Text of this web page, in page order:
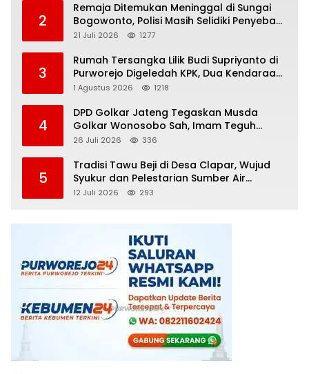
2
Remaja Ditemukan Meninggal di Sungai
Bogowonto, Polisi Masih Selidiki Penyebab
Kematian
21 Juli 2026 1277
3
Rumah Tersangka Lilik Budi Supriyanto di
Purworejo Digeledah KPK, Dua Kendaraan
Diamankan
1 Agustus 2026 1218
4
DPD Golkar Jateng Tegaskan Musda
Golkar Wonosobo Sah, Imam Teguh
Purnomo Terpilih Secara Aklamasi
26 Juli 2026 336
5
Tradisi Tawu Beji di Desa Clapar, Wujud
Syukur dan Pelestarian Sumber Air
Kehidupan yang Tak Pernah Kering
12 Juli 2026 293